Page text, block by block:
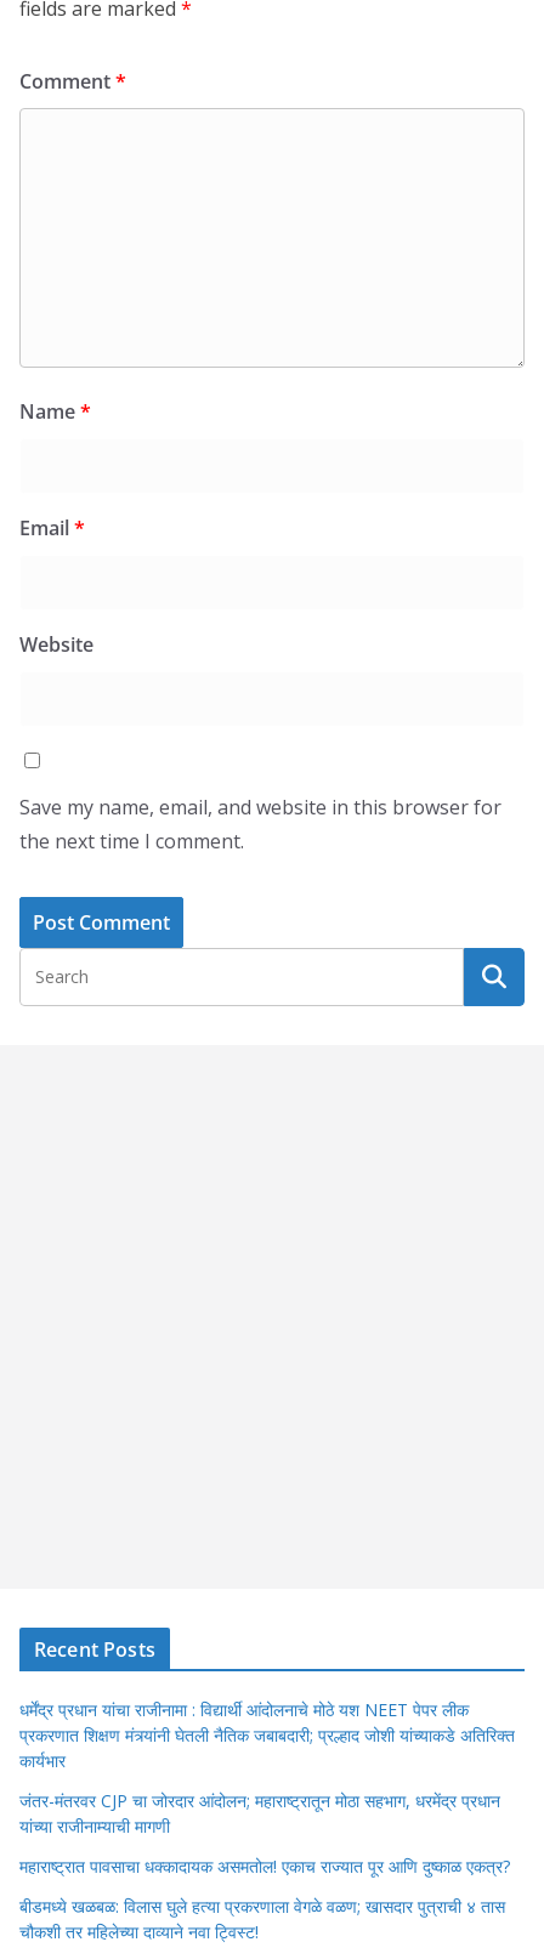
fields are marked *
Comment*
Name*
Email*
Website
Save my name, email, and website in this browser for
the next time I comment.
Recent Posts
धर्मेंद्र प्रधान यांचा राजीनामा : विद्यार्थी आंदोलनाचे मोठे यश NEET पेपर लीक
प्रकरणात शिक्षण मंत्र्यांनी घेतली नैतिक जबाबदारी; प्रल्हाद जोशी यांच्याकडे अतिरिक्त
कार्यभार
जंतर-मंतरवर CJP चा जोरदार आंदोलन; महाराष्ट्रातून मोठा सहभाग, धरमेंद्र प्रधान
यांच्या राजीनाम्याची मागणी
महाराष्ट्रात पावसाचा धक्कादायक असमतोल! एकाच राज्यात पूर आणि दुष्काळ एकत्र?
बीडमध्ये खळबळ: विलास घुले हत्या प्रकरणाला वेगळे वळण; खासदार पुत्राची ४ तास
चौकशी तर महिलेच्या दाव्याने नवा ट्विस्ट!